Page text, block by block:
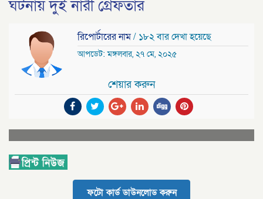
ঘটনায় দুই নারী গ্রেফতার
রিপোর্টারের নাম/ ১৮২ বার দেখা হয়েছে
আপডেট: মঙ্গলবার, ২৭ মে, ২০২৫
শেয়ার করুন
ফটো কার্ড ডাউনলোড করুন